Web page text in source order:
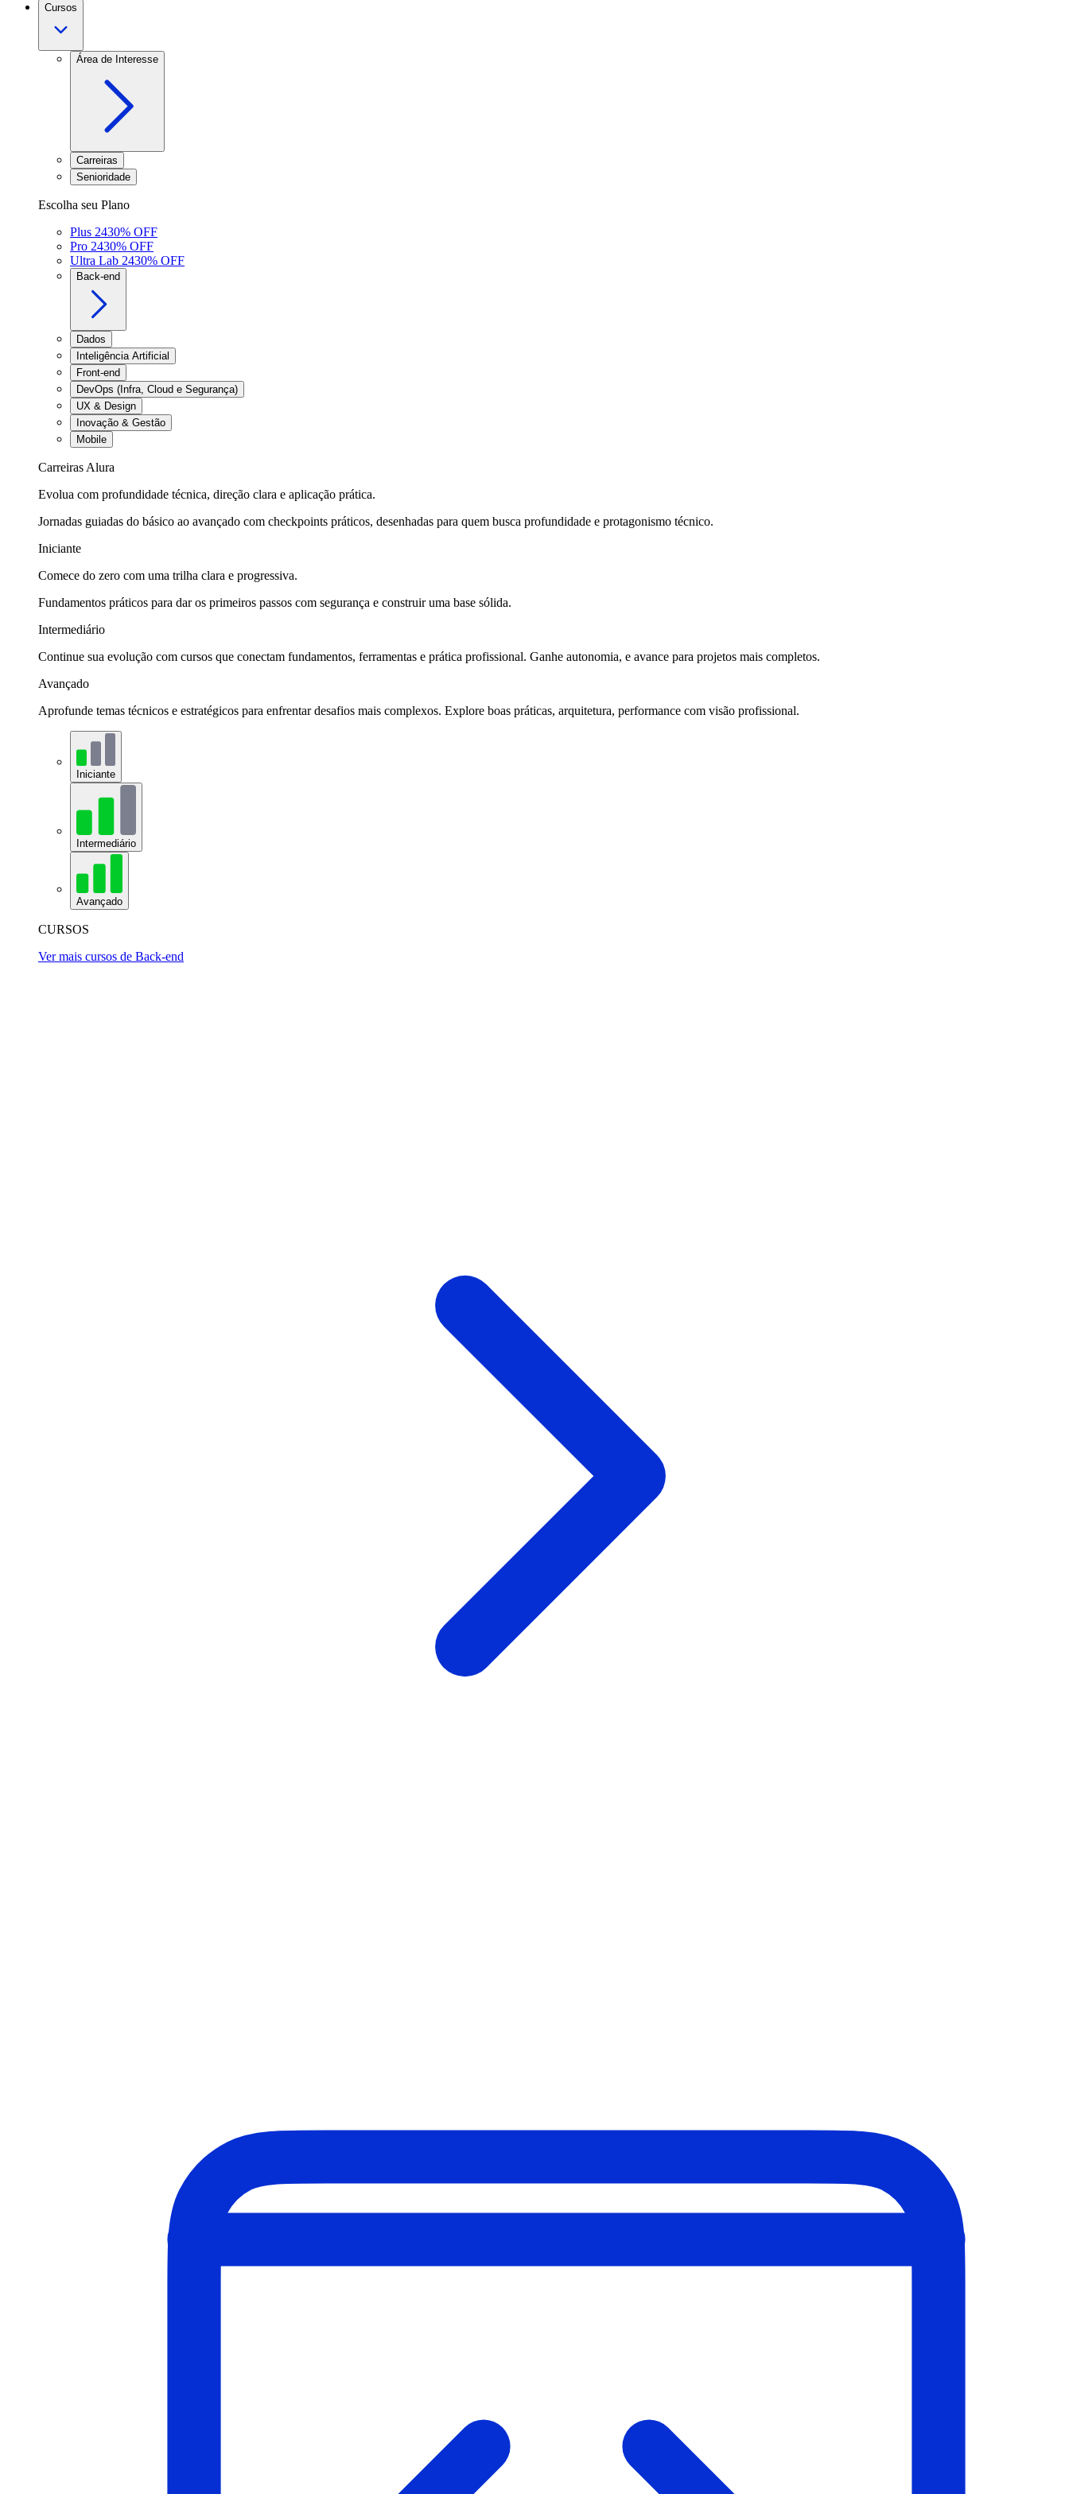
Cursos
Área de Interesse
Carreiras
Senioridade
Escolha seu Plano
Plus 2430% OFF
Pro 2430% OFF
Ultra Lab 2430% OFF
Back-end
Dados
Inteligência Artificial
Front-end
DevOps (Infra, Cloud e Segurança)
UX & Design
Inovação & Gestão
Mobile
Carreiras Alura
Evolua com profundidade técnica, direção clara e aplicação prática.
Jornadas guiadas do básico ao avançado com checkpoints práticos, desenhadas para quem busca profundidade e protagonismo técnico.
Iniciante
Comece do zero com uma trilha clara e progressiva.
Fundamentos práticos para dar os primeiros passos com segurança e construir uma base sólida.
Intermediário
Continue sua evolução com cursos que conectam fundamentos, ferramentas e prática profissional. Ganhe autonomia, e avance para projetos mais completos.
Avançado
Aprofunde temas técnicos e estratégicos para enfrentar desafios mais complexos. Explore boas práticas, arquitetura, performance com visão profissional.
Iniciante
Intermediário
Avançado
CURSOS
Ver mais cursos de Back-end